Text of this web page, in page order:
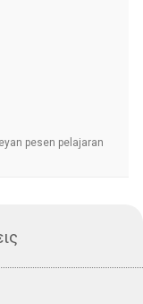
pesen pelajaran